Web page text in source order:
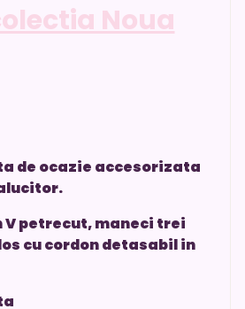
Noua
de ocazie accesorizata
V petrecut, maneci trei
cu cordon detasabil in